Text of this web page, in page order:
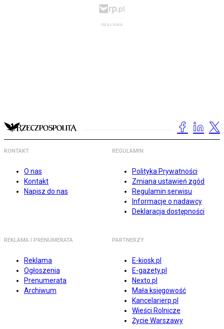
KONTAKT
O nas
Kontakt
Napisz do nas
REGULAMIN
Polityka Prywatności
Zmiana ustawień zgód
Regulamin serwisu
Informacje o nadawcy
Deklaracja dostępności
REKLAMA I PRENUMERATA
Reklama
Ogłoszenia
Prenumerata
Archiwum
PARTNERZY
E-kiosk.pl
E-gazety.pl
Nexto.pl
Mała księgowość
Kancelarierp.pl
Wieści Rolnicze
Życie Warszawy